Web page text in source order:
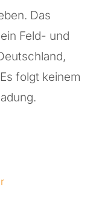
Das
Feld- und
folgt keinem